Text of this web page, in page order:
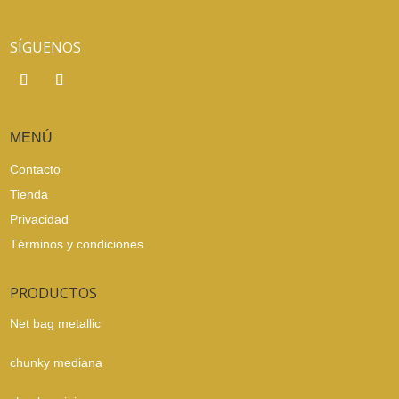
SÍGUENOS
MENÚ
Contacto
Tienda
Privacidad
Términos y condiciones
PRODUCTOS
Net bag metallic
chunky mediana